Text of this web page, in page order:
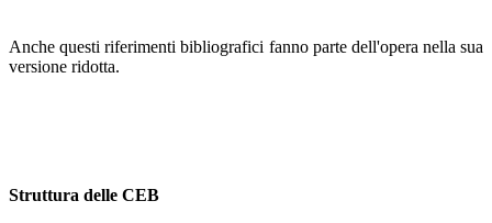
Anche questi riferimenti bibliografici fanno parte del­l'opera nella sua
versione ridotta.
Struttura delle CEB